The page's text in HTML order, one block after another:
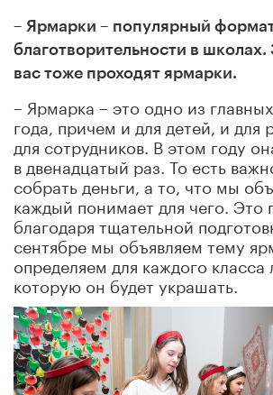
– Ярмарки – популярный
благотворительности в школах.
вас тоже проходят ярмарки.
– Ярмарка – это одно из
года, причем и для детей, и для
для сотрудников. В этом году
в двенадцатый раз. То есть
собрать деньги, а то, что мы
каждый понимает для чего. Это
благодаря тщательной
сентябре мы объявляем тему
определяем для каждого класса
которую он будет украшать.